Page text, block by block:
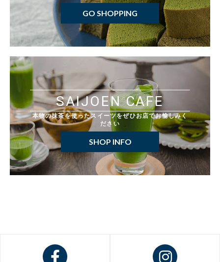
GO SHOPPING
SAIJOEN CAFE
本物の抹茶を使ったスイーツをぜひお店でお愉しみく
ださい
SHOP INFO